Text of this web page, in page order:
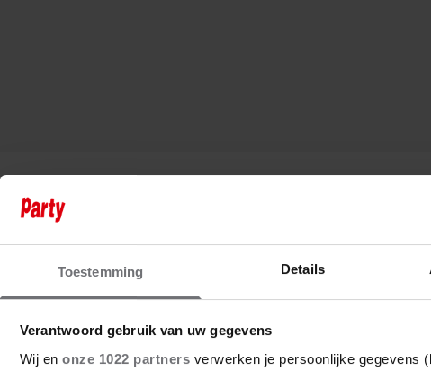
Toestemming Details
Verantwoord gebruik van uw gegevens
Wij en onze 1022 partners verwerken je persoonlijke gegevens